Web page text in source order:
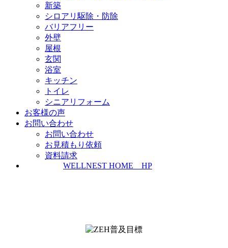
新築
シロアリ駆除・防除
バリアフリー
外壁
屋根
玄関
浴室
キッチン
トイレ
シニアリフォーム
お客様の声
お問い合わせ
お問い合わせ
お見積もり依頼
資料請求
WELLNEST HOME HP